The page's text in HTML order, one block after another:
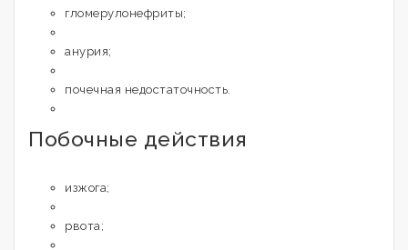
гломерулонефриты;
анурия;
почечная недостаточность.
Побочные действия
изжога;
рвота;